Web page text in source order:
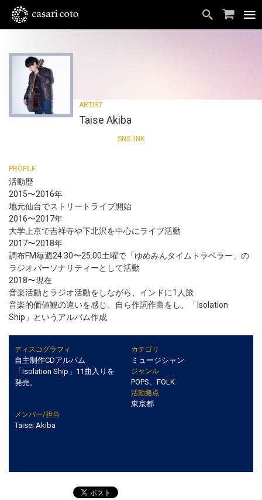
Taise Akiba
活動歴
2015〜2016年
地元仙台でストリートライブ開始
2016〜2017年
大学上京で吉祥寺や下北沢を中心にライブ活動
2017〜2018年
調布FM毎週24:30〜25:00土曜で「ゆめみんタイムトラベラー」の
ラジオパーソナリティーとして活動
2018〜現在
音楽活動とラジオ活動をしながら、インドに1人旅
音楽的価値観の違いを感じ、自ら作詞作曲をし、「Isolation
Ship」というアルバム作成
ディスコグラフィ
自主制作CDアルバム
「Isolation Ship」11曲入りを
発売。
カテゴリ
ミュージシャン
ジャンル
POPS、FOLK
活動拠点
東京都
メンバー/担当
Taisei Akiba